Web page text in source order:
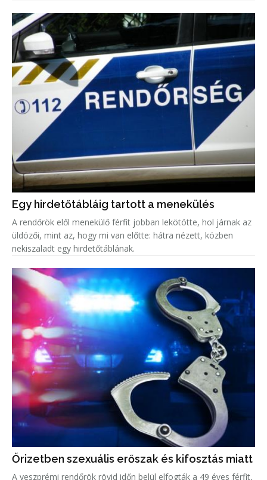
Egy hirdetőtábláig tartott a menekülés
A rendőrök elől menekülő férfit jobban lekötötte, hol járnak az
üldözői, mint az, hogy mi van előtte: hátra nézett, közben
nekiszaladt egy hirdetőtáblának.
Őrizetben szexuális erőszak és kifosztás miatt
A veszprémi rendőrök rövid időn belül elfogták a 49 éves férfit,